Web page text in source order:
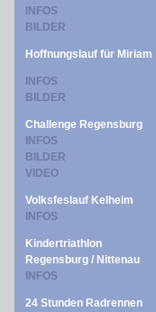
INFOS
BILDER
Hoffnungslauf für Miriam
INFOS
BILDER
Challenge Regensburg
INFOS
BILDER
VIDEO
Volksfeslauf Kelheim
INFOS
Kindertriathlon
Regensburg / Nittenau
INFOS
24 Stunden Radrennen